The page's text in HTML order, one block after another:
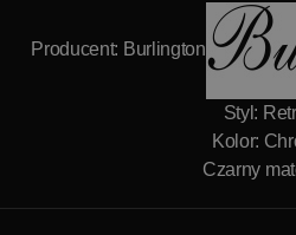
Producent: Burlington
Styl:
Kolor:
Czarny